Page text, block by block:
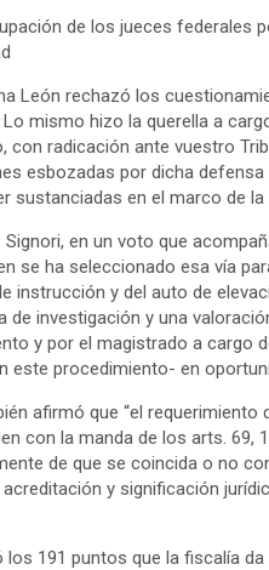
de los jueces federales
León rechazó los
mismo hizo la querella a
con radicación ante vuestro
esbozadas por dicha
sustanciadas en el marco de
Signori, en un voto que
se ha seleccionado esa vía
instrucción y del auto de
de investigación y una
y por el magistrado a cargo
este procedimiento- en
afirmó que “el
con la manda de los arts. 69,
de que se coincida o no
y significación
los 191 puntos que la fiscalía